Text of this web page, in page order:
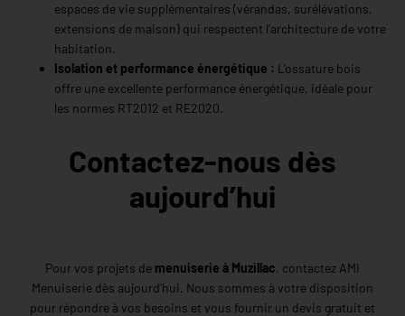
espaces de vie supplémentaires (vérandas, surélévations,
extensions de maison) qui respectent l’architecture de votre
habitation.
Isolation et performance énergétique : L'ossature bois
offre une excellente performance énergétique, idéale pour
les normes RT2012 et RE2020.
Contactez-nous dès
aujourd’hui
Pour vos projets de menuiserie à Muzillac, contactez AMI
Menuiserie dès aujourd’hui. Nous sommes à votre disposition
pour répondre à vos besoins et vous fournir un devis gratuit et